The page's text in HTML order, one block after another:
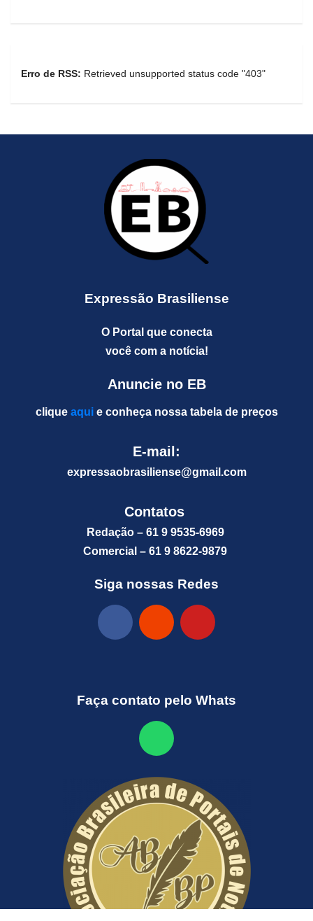
Erro de RSS: Retrieved unsupported status code "403"
Expressão Brasiliense
O Portal que conecta
você com a notícia!
Anuncie no EB
clique aquie conheça nossa tabela de preços
E-mail:
expressaobrasiliense@gmail.com
Contatos
Redação – 61 9 9535-6969
Comercial – 61 9 8622-9879
Siga nossas Redes
Faça contato pelo Whats